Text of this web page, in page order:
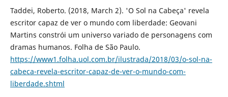
Taddei, Roberto. (2018, March 2). 'O Sol na Cabeça' revela
escritor capaz de ver o mundo com liberdade: Geovani
Martins constrói um universo variado de personagens com
dramas humanos. Folha de São Paulo.
https://www1.folha.uol.com.br/ilustrada/2018/03/o-sol-na-
cabeca-revela-escritor-capaz-de-ver-o-mundo-com-
liberdade.shtml